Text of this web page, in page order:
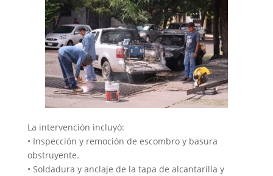
La intervención incluyó:
• Inspección y remoción de escombro y basura
obstruyente.
• Soldadura y anclaje de la tapa de alcantarilla y